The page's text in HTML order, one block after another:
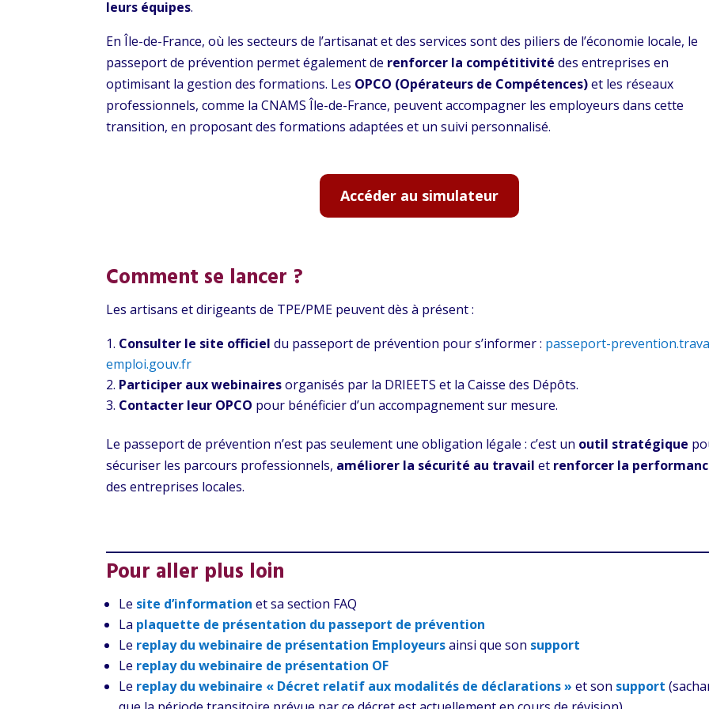
leurs équipes.
En Île-de-France, où les secteurs de l’artisanat et des services sont des piliers de l’économie locale, le
passeport de prévention permet également de renforcer la compétitivité des entreprises en
optimisant la gestion des formations. Les OPCO (Opérateurs de Compétences)et les réseaux
professionnels, comme la CNAMS Île-de-France, peuvent accompagner les employeurs dans cette
transition, en proposant des formations adaptées et un suivi personnalisé.
Accéder au simulateur
Comment se lancer ?
Les artisans et dirigeants de TPE/PME peuvent dès à présent :
Consulter le site officiel du passeport de prévention pour s’informer : passeport-
emploi.gouv.fr
Participer aux webinairesorganisés par la DRIEETS et la Caisse des Dépôts.
Contacter leur OPCO pour bénéficier d’un accompagnement sur mesure.
Le passeport de prévention n’est pas seulement une obligation légale : c’est un outil stratégique
sécuriser les parcours professionnels, améliorer la sécurité au travail et renforcer la
des entreprises locales.
Pour aller plus loin
Le site d’information et sa section FAQ
La plaquette de présentation du passeport de prévention
Le replay du webinaire de présentation Employeursainsi que son support
Le replay du webinaire de présentation OF
Le replay du webinaire « Décret relatif aux modalités de déclarations » et son support